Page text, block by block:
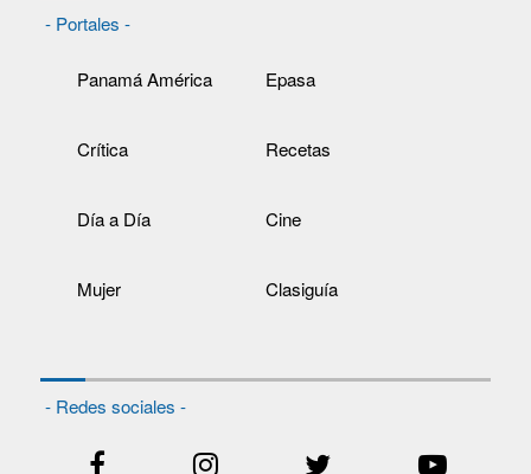
- Portales -
Panamá América Epasa
Crítica Recetas
Día a Día Cine
Mujer Clasiguía
- Redes sociales -